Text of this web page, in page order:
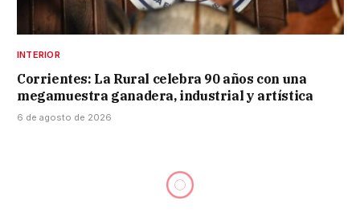
INTERIOR
Corrientes: La Rural celebra 90 años con una
megamuestra ganadera, industrial y artística
6 de agosto de 2026